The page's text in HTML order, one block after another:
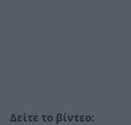
Δείτε το βίντεο: